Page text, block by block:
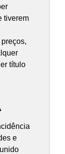
tiverem
título
e